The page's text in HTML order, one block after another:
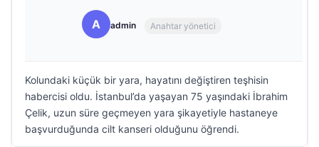
A admin Anahtar yönetici
Kolundaki küçük bir yara, hayatını değiştiren teşhisin
habercisi oldu. İstanbul’da yaşayan 75 yaşındaki İbrahim
Çelik, uzun süre geçmeyen yara şikayetiyle hastaneye
başvurduğunda cilt kanseri olduğunu öğrendi.